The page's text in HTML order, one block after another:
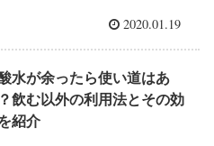
2020.01.19
水が余ったら使い道はあ
飲む以外の利用法とその効
紹介